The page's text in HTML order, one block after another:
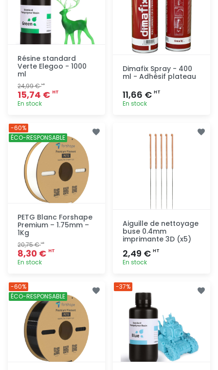
Résine standard
Verte Elegoo - 1000
ml
24,99 €HT
15,74 € HT
En stock
rapide
Dimafix Spray - 400
ml - Adhésif plateau
11,66 € HT
En stock
rapide
PETG Blanc Forshape
Premium – 1.75mm –
1Kg
20,75 €HT
8,30 € HT
En stock
rapide
-60%
ÉCO-RESPONSABLE
Aiguille de nettoyage
buse 0.4mm
imprimante 3D (x5)
2,49 € HT
En stock
-60%
ÉCO-RESPONSABLE
-37%